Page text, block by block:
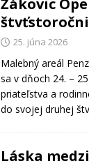
Žákovic
25. júna 2026
Malebný areál
sa v dňoch 24. –
priateľstva a
do svojej druhej
Láska